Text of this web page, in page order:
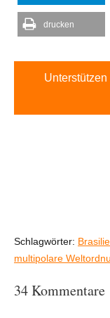
drucken
Schlagwörter:
multipolare
34 Kommentare